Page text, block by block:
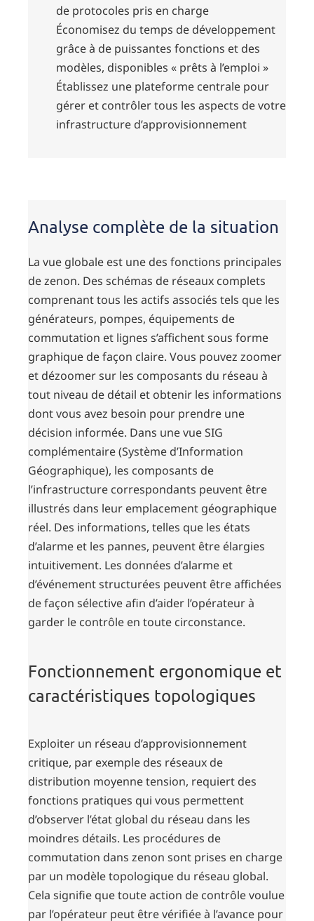
de protocoles pris en charge
Économisez du temps de développement
grâce à de puissantes fonctions et des
modèles, disponibles « prêts à l’emploi »
Établissez une plateforme centrale pour
gérer et contrôler tous les aspects de votre
infrastructure d’approvisionnement
Analyse complète de la situation
La vue globale est une des fonctions principales
de zenon. Des schémas de réseaux complets
comprenant tous les actifs associés tels que les
générateurs, pompes, équipements de
commutation et lignes s’affichent sous forme
graphique de façon claire. Vous pouvez zoomer
et dézoomer sur les composants du réseau à
tout niveau de détail et obtenir les informations
dont vous avez besoin pour prendre une
décision informée. Dans une vue SIG
complémentaire (Système d’Information
Géographique), les composants de
l’infrastructure correspondants peuvent être
illustrés dans leur emplacement géographique
réel. Des informations, telles que les états
d’alarme et les pannes, peuvent être élargies
intuitivement. Les données d’alarme et
d’événement structurées peuvent être affichées
de façon sélective afin d’aider l’opérateur à
garder le contrôle en toute circonstance.
Fonctionnement ergonomique et
caractéristiques topologiques
Exploiter un réseau d’approvisionnement
critique, par exemple des réseaux de
distribution moyenne tension, requiert des
fonctions pratiques qui vous permettent
d’observer l’état global du réseau dans les
moindres détails. Les procédures de
commutation dans zenon sont prises en charge
par un modèle topologique du réseau global.
Cela signifie que toute action de contrôle voulue
par l’opérateur peut être vérifiée à l’avance pour